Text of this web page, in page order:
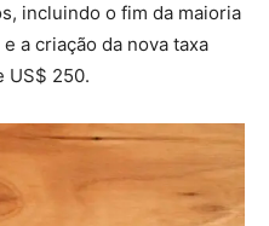
incluindo o fim da maioria
a criação da nova taxa
US$ 250.